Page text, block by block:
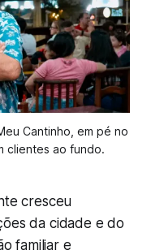
Cantinho, em pé no
clientes ao fundo.
cresceu
da cidade e do
familiar e